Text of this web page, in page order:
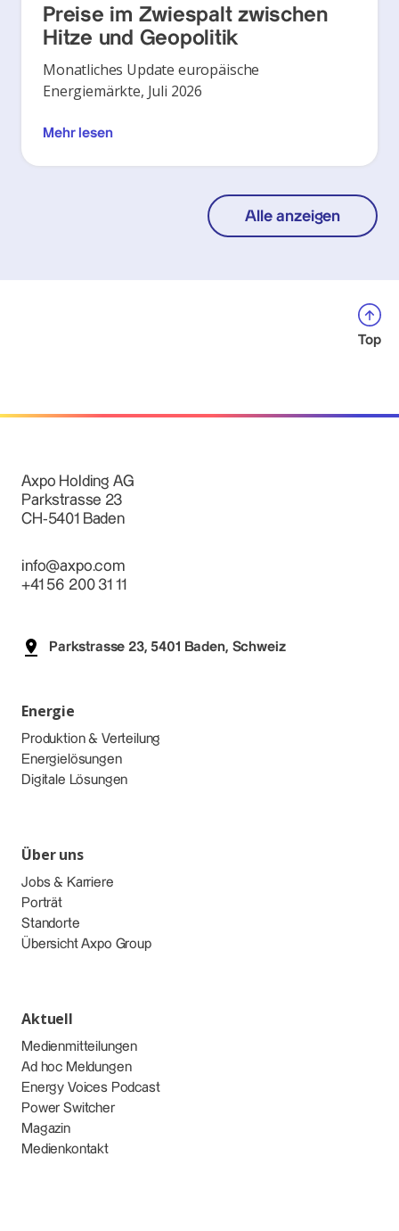
Preise im Zwiespalt zwischen
Hitze und Geopolitik
Monatliches Update europäische
Energiemärkte, Juli 2026
Mehr lesen
Alle anzeigen
Top
Axpo Holding AG
Parkstrasse 23
CH-5401 Baden
info@axpo.com
+41 56 200 31 11
Parkstrasse 23, 5401 Baden, Schweiz
Energie
Produktion & Verteilung
Energielösungen
Digitale Lösungen
Über uns
Jobs & Karriere
Porträt
Standorte
Übersicht Axpo Group
Aktuell
Medienmitteilungen
Ad hoc Meldungen
Energy Voices Podcast
Power Switcher
Magazin
Medienkontakt